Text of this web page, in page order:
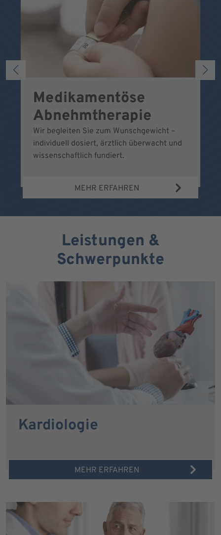
Medikamentöse
Abnehmtherapie
Wir begleiten Sie zum Wunschgewicht –
individuell dosiert, ärztlich überwacht und
wissenschaftlich fundiert.
MEHR ERFAHREN
Leistungen &
Schwerpunkte
Kardiologie
MEHR ERFAHREN